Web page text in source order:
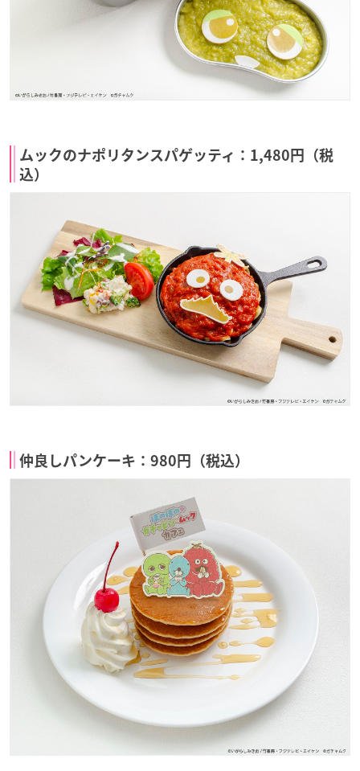
ムックのナポリタンスパゲッティ：1,480円（税
込）
仲良しパンケーキ：980円（税込）